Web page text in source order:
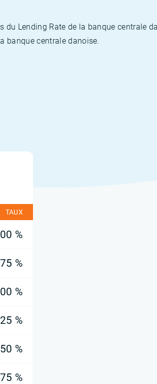
Lending Rate de la banque centrale
banque centrale danoise.
TAUX
%
%
%
%
%
%